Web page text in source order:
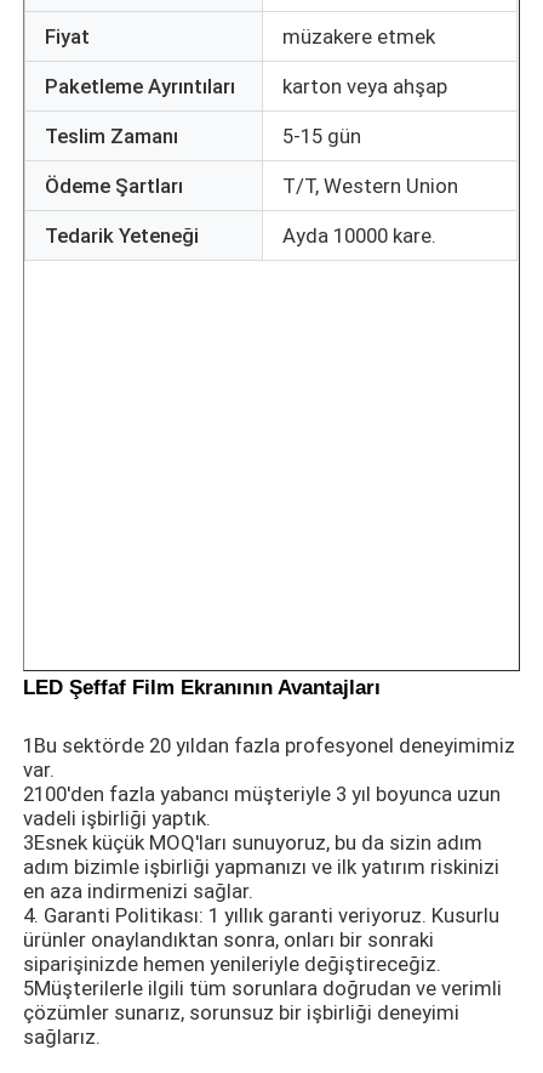
Fabrika turu
Kalite kontrolü
Bize Ulaşın
LED şeffaf film ekranı
Şeffaf LED Ekran
Drone Uçan LED Ekran
holografik LED ekran
LED ızgara ekranı
şeffaf ekran
Fiyat müzakere etmek
Paketleme Ayrıntıları karton veya ahşap
Teslim Zamanı 5-15 gün
Ödeme Şartları T/T, Western Union
Tedarik Yeteneği Ayda 10000 kare.
LED Şeffaf Film Ekranının Avantajları
1Bu sektörde 20 yıldan fazla profesyonel deneyimimiz
var.
2100'den fazla yabancı müşteriyle 3 yıl boyunca uzun
vadeli işbirliği yaptık.
3Esnek küçük MOQ'ları sunuyoruz, bu da sizin adım
adım bizimle işbirliği yapmanızı ve ilk yatırım riskinizi
en aza indirmenizi sağlar.
4. Garanti Politikası: 1 yıllık garanti veriyoruz. Kusurlu
ürünler onaylandıktan sonra, onları bir sonraki
siparişinizde hemen yenileriyle değiştireceğiz.
5Müşterilerle ilgili tüm sorunlara doğrudan ve verimli
çözümler sunarız, sorunsuz bir işbirliği deneyimi
sağlarız.